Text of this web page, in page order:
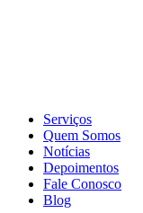
Serviços
Quem Somos
Notícias
Depoimentos
Fale Conosco
Blog